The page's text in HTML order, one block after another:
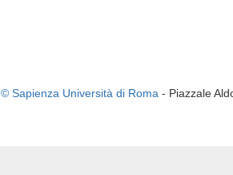
© Sapienza Università di Roma - Piazzale